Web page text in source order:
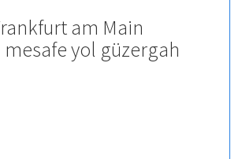
am Main
mesafe yol güzergah